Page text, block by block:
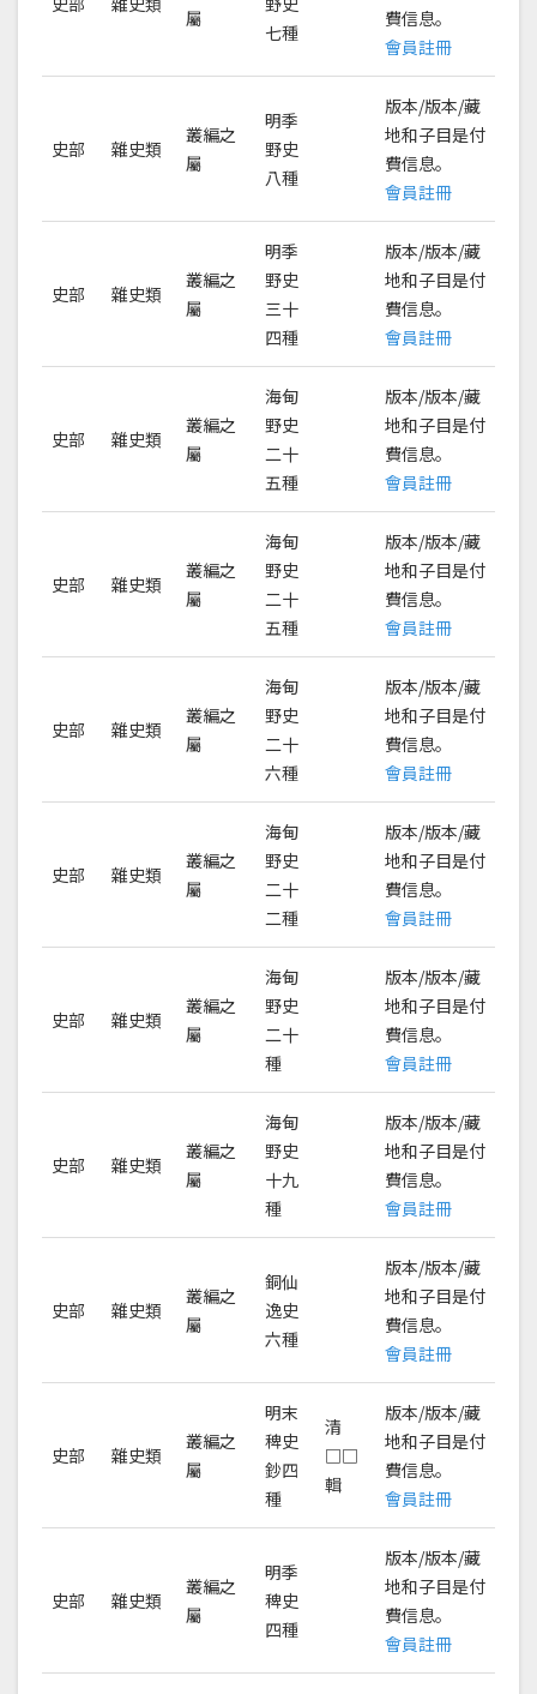
屬
七種
費信息。
會員註冊
史部 雜史類
叢編之
屬
明季
野史
八種
版本/版本/藏
地和子目是付
費信息。
會員註冊
史部 雜史類
叢編之
屬
明季
野史
三十
四種
版本/版本/藏
地和子目是付
費信息。
會員註冊
史部 雜史類
叢編之
屬
海甸
野史
二十
五種
版本/版本/藏
地和子目是付
費信息。
會員註冊
史部 雜史類
叢編之
屬
海甸
野史
二十
五種
版本/版本/藏
地和子目是付
費信息。
會員註冊
史部 雜史類
叢編之
屬
海甸
野史
二十
六種
版本/版本/藏
地和子目是付
費信息。
會員註冊
史部 雜史類
叢編之
屬
海甸
野史
二十
二種
版本/版本/藏
地和子目是付
費信息。
會員註冊
史部 雜史類
叢編之
屬
海甸
野史
二十
種
版本/版本/藏
地和子目是付
費信息。
會員註冊
史部 雜史類
叢編之
屬
海甸
野史
十九
種
版本/版本/藏
地和子目是付
費信息。
會員註冊
史部 雜史類
叢編之
屬
銅仙
逸史
六種
版本/版本/藏
地和子目是付
費信息。
會員註冊
史部 雜史類
叢編之
屬
明末
稗史
鈔四
種
清
□□
輯
版本/版本/藏
地和子目是付
費信息。
會員註冊
史部 雜史類
叢編之
屬
明季
稗史
四種
版本/版本/藏
地和子目是付
費信息。
會員註冊